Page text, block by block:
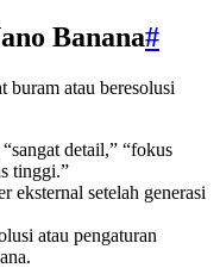
Banana#
buram atau beresolusi
detail,” “fokus
tinggi.”
eksternal setelah generasi
atau pengaturan